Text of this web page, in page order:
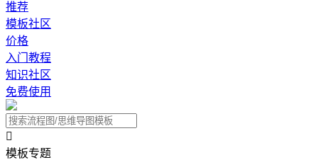
推荐
模板社区
价格
入门教程
知识社区
免费使用

模板专题